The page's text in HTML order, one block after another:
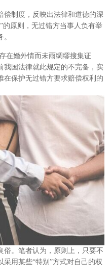
制度，反映出法律和道德的深
的原则，无过错方当事人负有举
婚外情而未雨绸缪搜集证
我国法律就此规定的不完备，实
在保护无过错方要求赔偿权利的
俗。笔者认为，原则上，只要不
用某些“特别”方式对自己的权